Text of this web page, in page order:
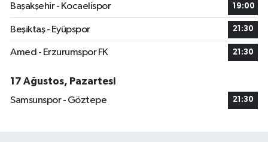
Başakşehir - Kocaelispor
19:00
Beşiktaş - Eyüpspor 21:30
Amed - Erzurumspor FK 21:30
17 Ağustos, Pazartesi
Samsunspor - Göztepe
21:30